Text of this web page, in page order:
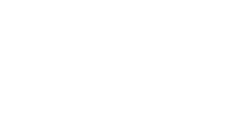
Que vous sortiez pour
est